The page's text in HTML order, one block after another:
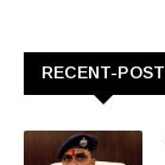
RECENT-POST